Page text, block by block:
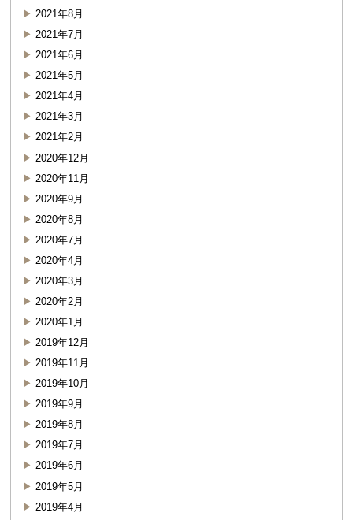
2021年8月
2021年7月
2021年6月
2021年5月
2021年4月
2021年3月
2021年2月
2020年12月
2020年11月
2020年9月
2020年8月
2020年7月
2020年4月
2020年3月
2020年2月
2020年1月
2019年12月
2019年11月
2019年10月
2019年9月
2019年8月
2019年7月
2019年6月
2019年5月
2019年4月